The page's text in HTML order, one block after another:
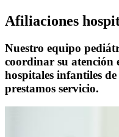
Afiliaciones
Nuestro equipo
coordinar su atención
hospitales infantiles
prestamos servicio.